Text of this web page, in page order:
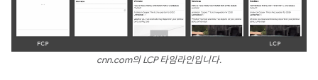
cnn.com의 LCP 타임라인입니다.